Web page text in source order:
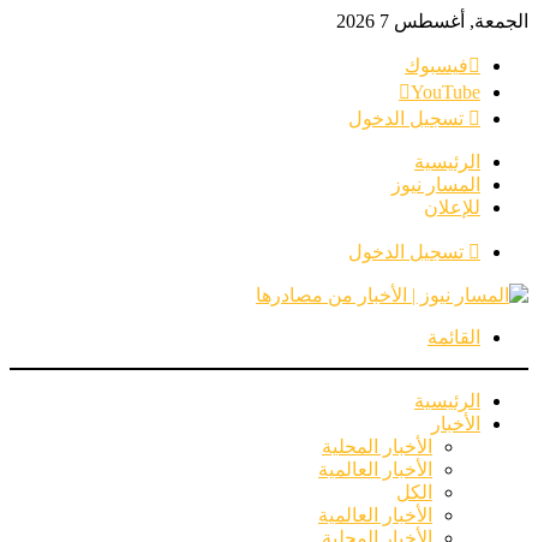
أغسطس 7 2026
فيسبوك
‫YouTube
تسجيل الدخول
الرئيسية
المسار نيوز
للإعلان
تسجيل الدخول
القائمة
الرئيسية
الأخبار
الأخبار المحلية
الأخبار العالمية
الكل
الأخبار العالمية
الأخبار المحلية